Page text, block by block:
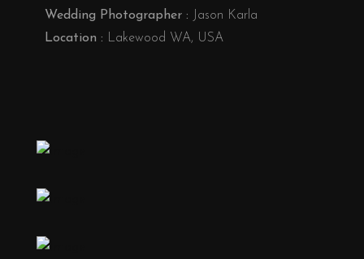
Wedding Photographer : Jason Karla
Location : Lakewood WA, USA